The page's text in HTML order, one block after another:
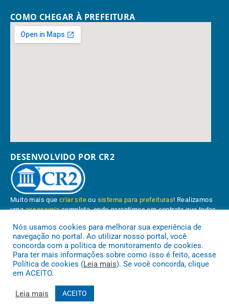
COMO CHEGAR À PREFEITURA
DESENVOLVIDO POR CR2
Muito mais quecriar site ou sistema para prefeituras! Realizamos
umaassessoriacompleta, onde garantimos em contrato que todas
Conheça oPNTP e oRadar da Transparência Pública
Nós usamos cookies para melhorar sua experiência de
navegação no portal. Ao utilizar nosso portal, você
concorda com a política de monitoramento de cookies.
Para ter mais informações sobre como isso é feito, acesse
Política de cookies (Leia mais). Se você concorda, clique
em ACEITO.
Leia mais ACEITO